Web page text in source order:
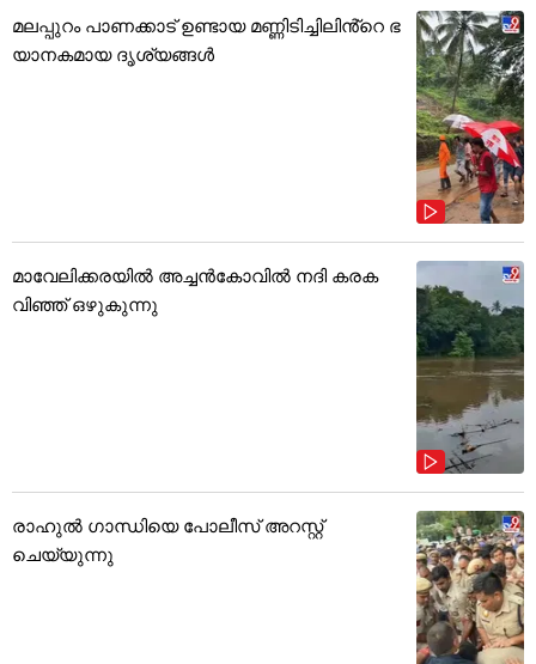
മലപ്പുറം പാണക്കാട് ഉണ്ടായ മണ്ണിടിച്ചിലിൻ്റെ ഭ
യാനകമായ ദൃശ്യങ്ങൾ
മാവേലിക്കരയിൽ അച്ചൻകോവിൽ നദി കരക
വിഞ്ഞ് ഒഴുകുന്നു
രാഹുൽ ഗാന്ധിയെ പോലീസ് അറസ്റ്റ്
ചെയ്യുന്നു